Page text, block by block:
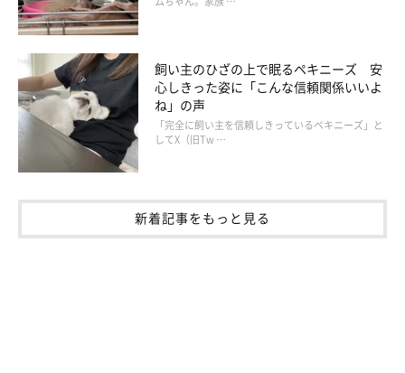
飼い主のひざの上で眠るペキニーズ 安
心しきった姿に「こんな信頼関係いいよ
ね」の声
「完全に飼い主を信頼しきっているペキニーズ」と
してX（旧Tw …
新着記事をもっと見る